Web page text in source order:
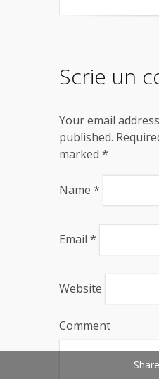
brândușe
Scrie un
Your email
published.
marked *
Name *
Email *
Website
Comment